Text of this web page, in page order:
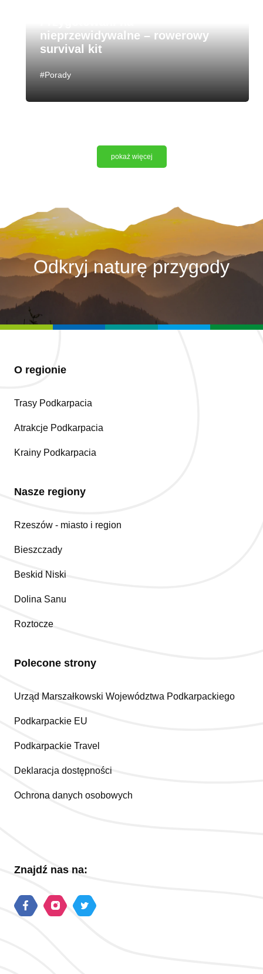
nieprzewidywalne – rowerowy
survival kit
#Porady
pokaż więcej
Odkryj naturę przygody
O regionie
Trasy Podkarpacia
Atrakcje Podkarpacia
Krainy Podkarpacia
Nasze regiony
Rzeszów - miasto i region
Bieszczady
Beskid Niski
Dolina Sanu
Roztocze
Polecone strony
Urząd Marszałkowski Województwa Podkarpackiego
Podkarpackie EU
Podkarpackie Travel
Deklaracja dostępności
Ochrona danych osobowych
Znajdź nas na: